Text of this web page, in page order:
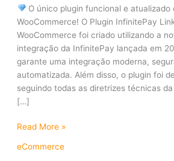
O único plugin funcional e
WooCommerce! O Plugin InfinitePay
WooCommerce foi criado utilizando a
integração da InfinitePay lançada em
garante uma integração moderna,
automatizada. Além disso, o plugin foi
seguindo todas as diretrizes técnicas
[…]
Read More »
eCommerce